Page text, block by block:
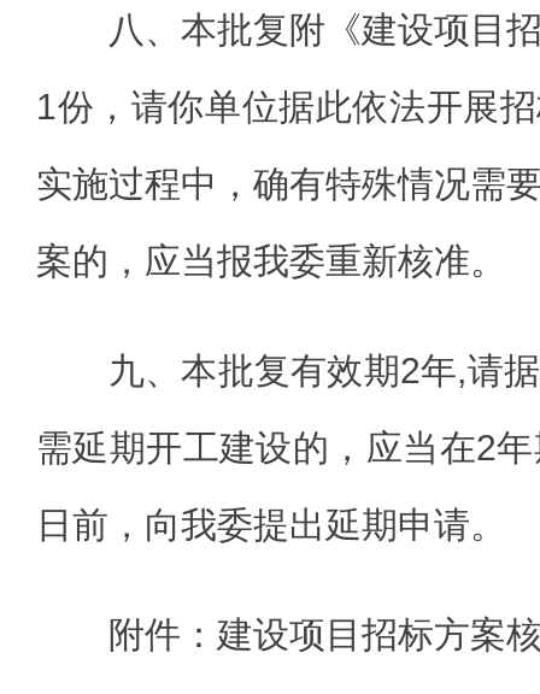
八、本批复附《建设项目
1份，请你单位据此依法开展
实施过程中，确有特殊情况需
案的，应当报我委重新核准。
九、本批复有效期2年,请
需延期开工建设的，应当在2
日前，向我委提出延期申请。
附件：建设项目招标方案